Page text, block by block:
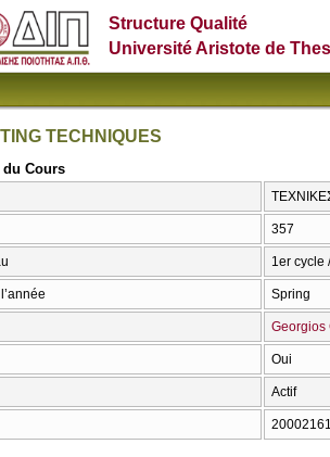
Structure Qualité
Université Aristote de
TECHNIQUES
du Cours
357
1er cycle
Spring
Georgios
Oui
Actif
20002161